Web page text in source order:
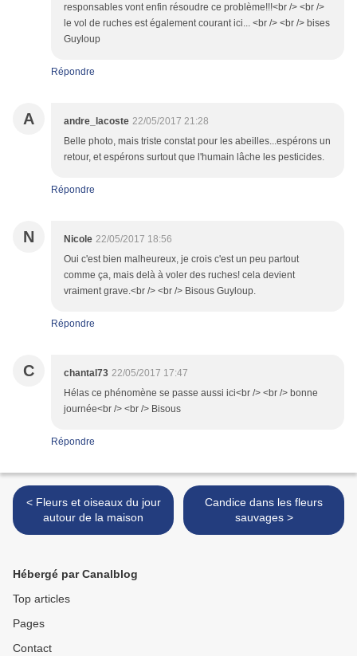
responsables vont enfin résoudre ce problème!!!<br /> <br />
le vol de ruches est également courant ici... <br /> <br /> bises
Guyloup
Répondre
A andre_lacoste 22/05/2017 21:28
Belle photo, mais triste constat pour les abeilles...espérons un
retour, et espérons surtout que l'humain lâche les pesticides.
Répondre
N Nicole 22/05/2017 18:56
Oui c'est bien malheureux, je crois c'est un peu partout
comme ça, mais delà à voler des ruches! cela devient
vraiment grave.<br /> <br /> Bisous Guyloup.
Répondre
C chantal73 22/05/2017 17:47
Hélas ce phénomène se passe aussi ici<br /> <br /> bonne
journée<br /> <br /> Bisous
Répondre
< Fleurs et oiseaux du jour
autour de la maison
Candice dans les fleurs
sauvages >
Hébergé par Canalblog
Top articles
Pages
Contact